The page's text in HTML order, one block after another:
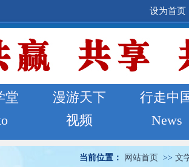
设为首页
堂 漫游天下
行走中
视频 News
当前位置： 网站首页 >> 文